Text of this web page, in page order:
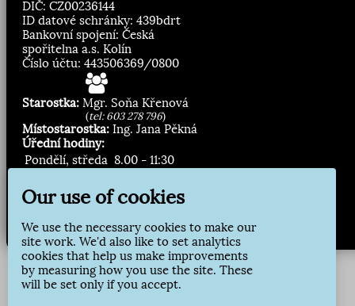
DIČ: CZ00236144
ID datové schránky: 439bdrt
Bankovní spojení: Česká
spořitelna a.s. Kolín
Číslo účtu: 443506369/0800
Starostka: Mgr. Soňa Křenová
(tel: 603 278 796)
Místostarostka: Ing. Jana Pěkná
Úřední hodiny:
Pondělí, středa 8.00 - 11:30
Zasílání novinek:
Přihlásit odběr
Our use of cookies
We use the necessary cookies to make our
site work. We'd also like to set analytics
cookies that help us make improvements
by measuring how you use the site. These
will be set only if you accept.